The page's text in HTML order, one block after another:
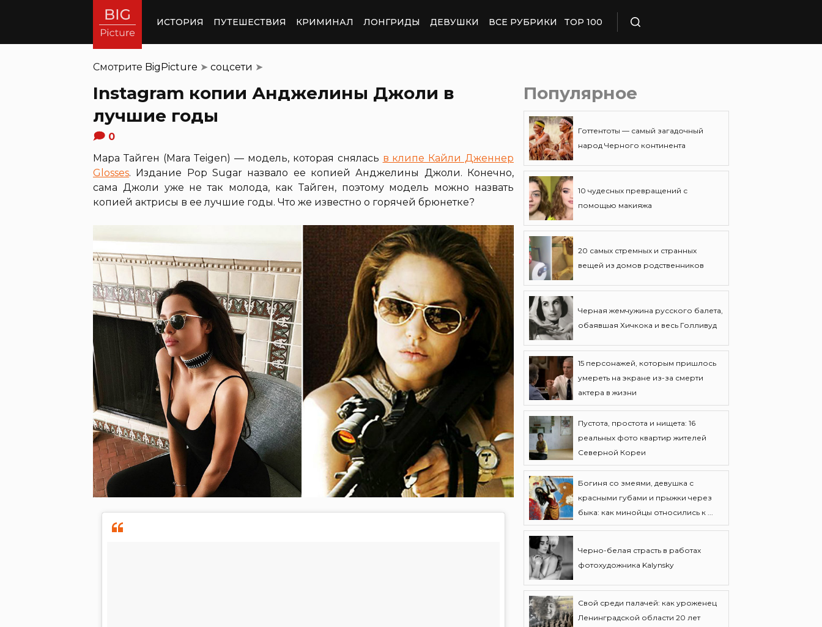
ИСТОРИЯ ПУТЕШЕСТВИЯ КРИМИНАЛ ЛОНГРИДЫ ДЕВУШКИ ВСЕ РУБРИКИ TOP 100
Смотрите BigPicture ➤ соцсети ➤
Instagram копии Анджелины Джоли в
лучшие годы
0
Мара Тайген (Mara Teigen) — модель, которая снялась в клипе Кайли Дженнер
Glosses. Издание Pop Sugar назвало ее копией Анджелины Джоли. Конечно,
сама Джоли уже не так молода, как Тайген, поэтому модель можно назвать
копией актрисы в ее лучшие годы. Что же известно о горячей брюнетке?
Популярное
Готтентоты — самый загадочный
народ Черного континента
10 чудесных превращений с
помощью макияжа
20 самых стремных и странных
вещей из домов родственников
Черная жемчужина русского балета,
обаявшая Хичкока и весь Голливуд
15 персонажей, которым пришлось
умереть на экране из-за смерти
актера в жизни
Пустота, простота и нищета: 16
реальных фото квартир жителей
Северной Кореи
Богиня со змеями, девушка с
красными губами и прыжки через
быка: как минойцы относились к ...
Черно-белая страсть в работах
фотохудожника Kalynsky
Свой среди палачей: как уроженец
Ленинградской области 20 лет